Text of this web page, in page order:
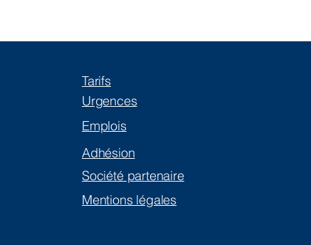
Tarifs
Urgences
Emplois
Adhésion
Société partenaire
Mentions légales